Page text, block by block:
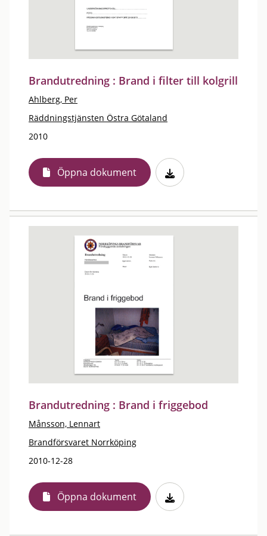
Brandutredning : Brand i filter till kolgrill
Ahlberg, Per
Räddningstjänsten Östra Götaland
2010
Öppna dokument
Brandutredning : Brand i friggebod
Månsson, Lennart
Brandförsvaret Norrköping
2010-12-28
Öppna dokument